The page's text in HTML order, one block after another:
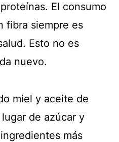
El consumo
fibra siempre es
Esto no es
nuevo.
miel y aceite de
de azúcar y
más